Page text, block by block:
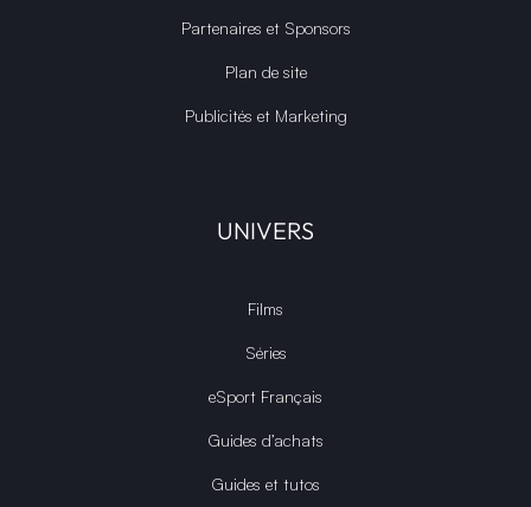
Partenaires et Sponsors
Plan de site
Publicités et Marketing
UNIVERS
Films
Séries
eSport Français
Guides d’achats
Guides et tutos